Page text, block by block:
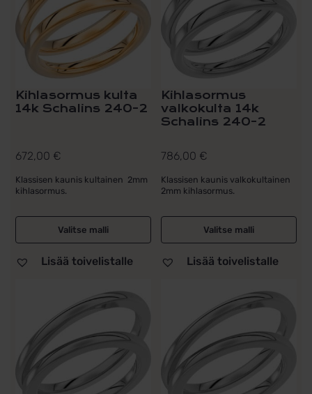
Kihlasormus kulta
14k Schalins 240-2
672,00 €
Klassisen kaunis kultainen 2mm
kihlasormus.
Valitse malli
Lisää toivelistalle
Kihlasormus
valkokulta 14k
Schalins 240-2
786,00 €
Klassisen kaunis valkokultainen
2mm kihlasormus.
Valitse malli
Lisää toivelistalle